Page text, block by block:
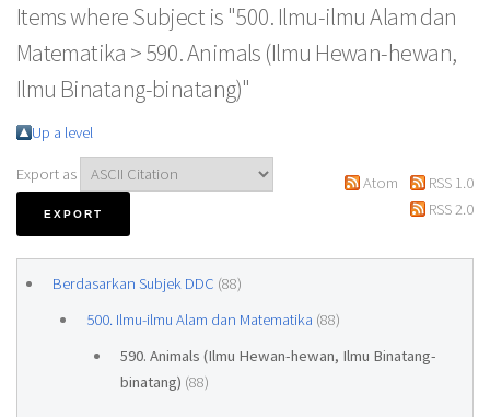
Items where Subject is "500. Ilmu-ilmu Alam dan
Matematika > 590. Animals (Ilmu Hewan-hewan,
Ilmu Binatang-binatang)"
Up a level
Export as Atom
RSS 1.0
RSS 2.0
Berdasarkan Subjek DDC (88)
500. Ilmu-ilmu Alam dan Matematika (88)
590. Animals (Ilmu Hewan-hewan, Ilmu Binatang-
binatang) (88)